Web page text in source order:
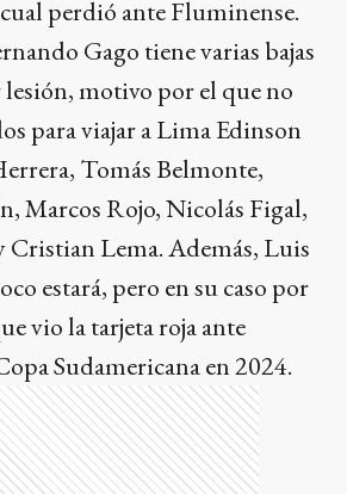
perdió ante Fluminense.
Gago tiene varias bajas
motivo por el que no
para viajar a Lima Edinson
Tomás Belmonte,
Marcos Rojo, Nicolás Figal,
Cristian Lema. Además, Luis
estará, pero en su caso por
vio la tarjeta roja ante
Sudamericana en 2024.